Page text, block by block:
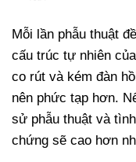
Mỗi lần phẫu thuật
cấu trúc tự nhiên
co rút và kém đàn
nên phức tạp hơn.
sử phẫu thuật và
chứng sẽ cao hơn